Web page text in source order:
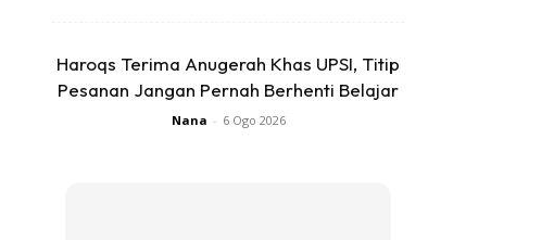
Haroqs Terima Anugerah Khas UPSI, Titip
Pesanan Jangan Pernah Berhenti Belajar
Nana - 6 Ogo 2026